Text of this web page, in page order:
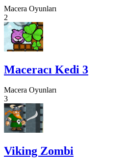
Macera Oyunları
2
Maceracı Kedi 3
Macera Oyunları
3
Viking Zombi